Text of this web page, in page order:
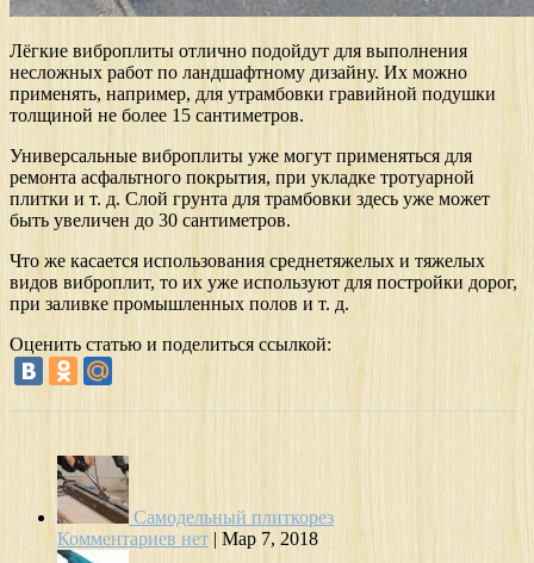
Лёгкие виброплиты отлично подойдут для выполнения
несложных работ по ландшафтному дизайну. Их можно
применять, например, для утрамбовки гравийной подушки
толщиной не более 15 сантиметров.
Универсальные виброплиты уже могут применяться для
ремонта асфальтного покрытия, при укладке тротуарной
плитки и т. д. Слой грунта для трамбовки здесь уже может
быть увеличен до 30 сантиметров.
Что же касается использования среднетяжелых и тяжелых
видов виброплит, то их уже используют для постройки дорог,
при заливке промышленных полов и т. д.
Оценить статью и поделиться ссылкой:
Самодельный плиткорез
Комментариев нет | Мар 7, 2018